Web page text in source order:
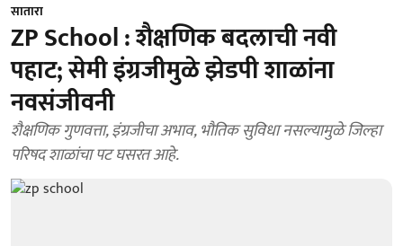
सातारा
ZP School : शैक्षणिक बदलाची नवी
पहाट; सेमी इंग्रजीमुळे झेडपी शाळांना
नवसंजीवनी
शैक्षणिक गुणवत्ता, इंग्रजीचा अभाव, भौतिक सुविधा नसल्यामुळे जिल्हा
परिषद शाळांचा पट घसरत आहे.